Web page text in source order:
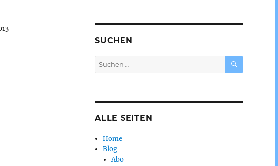
SUCHEN
Suchen
nach:
SUCHEN
ALLE SEITEN
Home
Blog
Abo